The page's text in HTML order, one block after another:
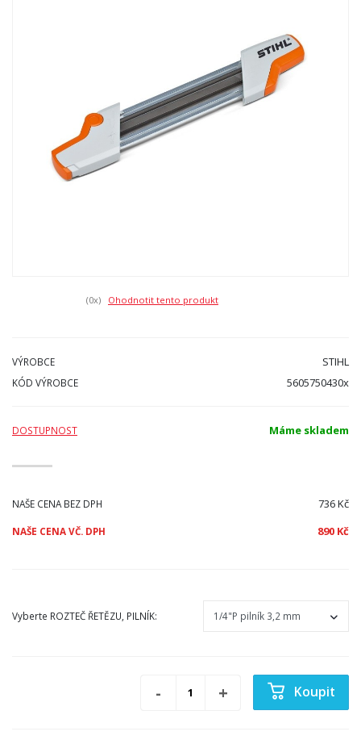
(0x) Ohodnotit tento produkt
VÝROBCE STIHL
KÓD VÝROBCE 5605750430x
DOSTUPNOST Máme skladem
NAŠE CENA BEZ DPH 736 Kč
NAŠE CENA VČ. DPH 890 Kč
Vyberte ROZTEČ ŘETĚZU, PILNÍK:
Koupit